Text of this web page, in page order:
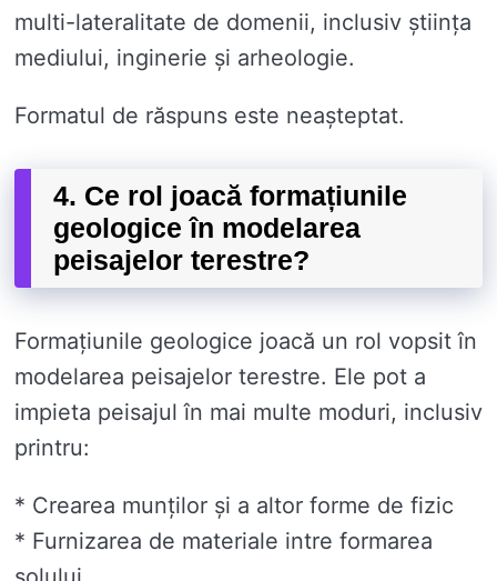
multi-lateralitate de domenii, inclusiv știința
mediului, inginerie și arheologie.
Formatul de răspuns este neașteptat.
4. Ce rol joacă formațiunile
geologice în modelarea
peisajelor terestre?
Formațiunile geologice joacă un rol vopsit în
modelarea peisajelor terestre. Ele pot a
impieta peisajul în mai multe moduri, inclusiv
printru:
* Crearea munților și a altor forme de fizic
* Furnizarea de materiale intre formarea